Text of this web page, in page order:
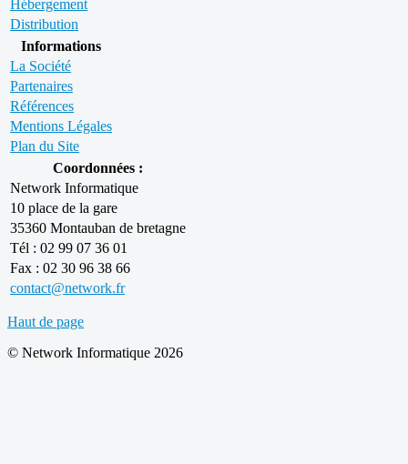
Hébergement
Distribution
Informations
La Société
Partenaires
Références
Mentions Légales
Plan du Site
Coordonnées :
Network Informatique
10 place de la gare
35360 Montauban de bretagne
Tél : 02 99 07 36 01
Fax : 02 30 96 38 66
contact@network.fr
Haut de page
© Network Informatique 2026